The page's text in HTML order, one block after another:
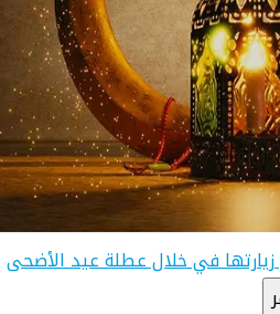
زيارتها في خلال عطلة عيد الأضحى